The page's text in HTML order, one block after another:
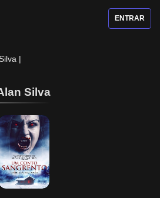
ENTRAR
|
Silva
Um Conto
Sangrento